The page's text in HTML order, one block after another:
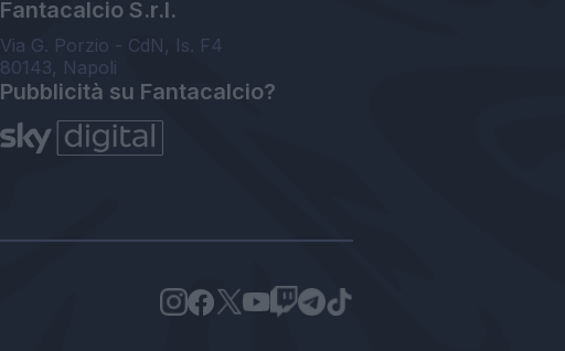
Fantacalcio S.r.l.
Via G. Porzio - CdN, Is. F4
80143, Napoli
Pubblicità su Fantacalcio?